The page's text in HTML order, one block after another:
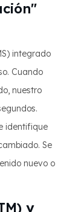
integrado
Cuando
nuestro
identifique
Se
nuevo o
y